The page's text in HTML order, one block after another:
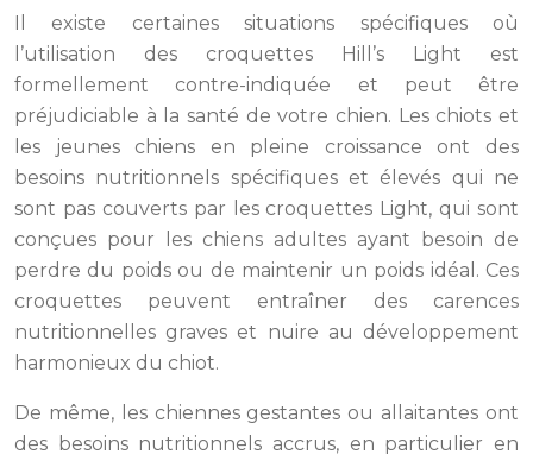
Il existe certaines situations spécifiques où
l’utilisation des croquettes Hill’s Light est
formellement contre-indiquée et peut être
préjudiciable à la santé de votre chien. Les chiots et
les jeunes chiens en pleine croissance ont des
besoins nutritionnels spécifiques et élevés qui ne
sont pas couverts par les croquettes Light, qui sont
conçues pour les chiens adultes ayant besoin de
perdre du poids ou de maintenir un poids idéal. Ces
croquettes peuvent entraîner des carences
nutritionnelles graves et nuire au développement
harmonieux du chiot.
De même, les chiennes gestantes ou allaitantes ont
des besoins nutritionnels accrus, en particulier en